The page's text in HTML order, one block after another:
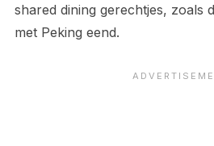
shared dining gerechtjes, zoals
met Peking eend.